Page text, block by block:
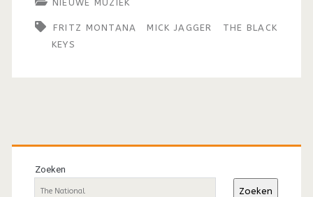
NIEUWE MUZIEK
FRITZ MONTANA MICK JAGGER
THE BLACK
KEYS
Primaire
sidebar
Zoeken
Zoeken